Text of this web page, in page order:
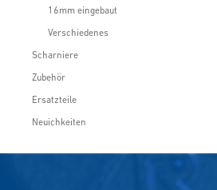
16mm eingebaut
Verschiedenes
Scharniere
Zubehör
Ersatzteile
Neuichkeiten